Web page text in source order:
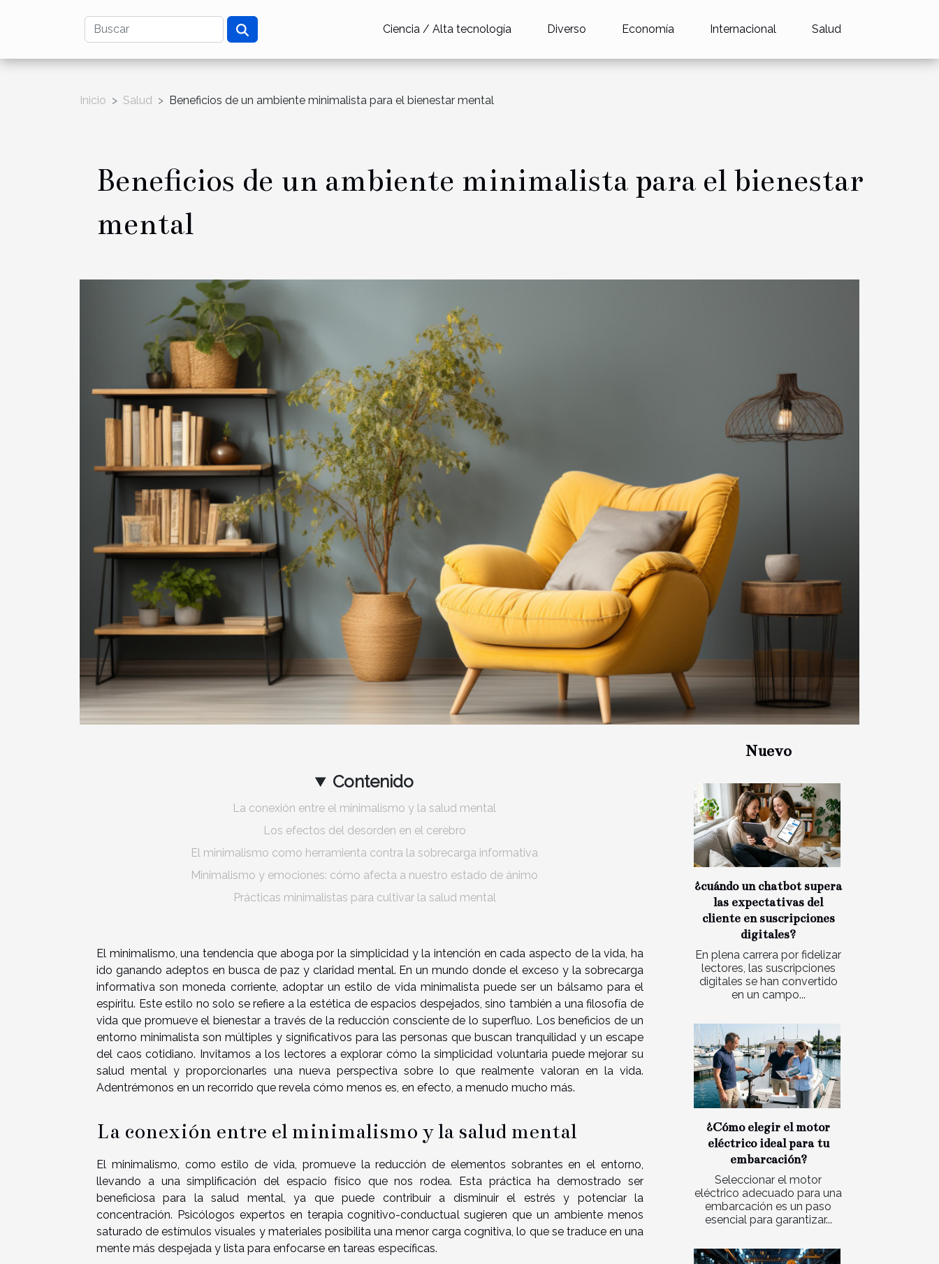
Ciencia / Alta tecnología Diverso Economía Internacional Salud
Inicio Salud Beneficios de un ambiente minimalista para el bienestar mental
Beneficios de un ambiente minimalista para el bienestar
mental
Contenido
La conexión entre el minimalismo y la salud mental
Los efectos del desorden en el cerebro
El minimalismo como herramienta contra la sobrecarga informativa
Minimalismo y emociones: cómo afecta a nuestro estado de ánimo
Prácticas minimalistas para cultivar la salud mental
El minimalismo, una tendencia que aboga por la simplicidad y la intención en cada aspecto de la vida, ha
ido ganando adeptos en busca de paz y claridad mental. En un mundo donde el exceso y la sobrecarga
informativa son moneda corriente, adoptar un estilo de vida minimalista puede ser un bálsamo para el
espíritu. Este estilo no solo se refiere a la estética de espacios despejados, sino también a una filosofía de
vida que promueve el bienestar a través de la reducción consciente de lo superfluo. Los beneficios de un
entorno minimalista son múltiples y significativos para las personas que buscan tranquilidad y un escape
del caos cotidiano. Invitamos a los lectores a explorar cómo la simplicidad voluntaria puede mejorar su
salud mental y proporcionarles una nueva perspectiva sobre lo que realmente valoran en la vida.
Adentrémonos en un recorrido que revela cómo menos es, en efecto, a menudo mucho más.
La conexión entre el minimalismo y la salud mental
El minimalismo, como estilo de vida, promueve la reducción de elementos sobrantes en el entorno,
llevando a una simplificación del espacio físico que nos rodea. Esta práctica ha demostrado ser
beneficiosa para la salud mental, ya que puede contribuir a disminuir el estrés y potenciar la
concentración. Psicólogos expertos en terapia cognitivo-conductual sugieren que un ambiente menos
saturado de estímulos visuales y materiales posibilita una menor carga cognitiva, lo que se traduce en una
mente más despejada y lista para enfocarse en tareas específicas.
Nuevo
¿cuándo un chatbot supera
las expectativas del
cliente en suscripciones
digitales?
En plena carrera por fidelizar
lectores, las suscripciones
digitales se han convertido
en un campo...
¿Cómo elegir el motor
eléctrico ideal para tu
embarcación?
Seleccionar el motor
eléctrico adecuado para una
embarcación es un paso
esencial para garantizar...